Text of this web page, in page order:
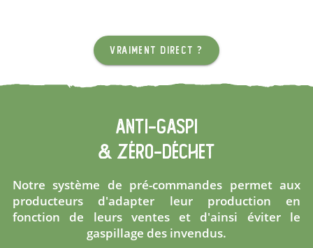
VRAIMENT DIRECT ?
anti-gaspi
& zéro-déchet
Notre système de pré-commandes permet aux
producteurs d'adapter leur production en
fonction de leurs ventes et d'ainsi éviter le
gaspillage des invendus.